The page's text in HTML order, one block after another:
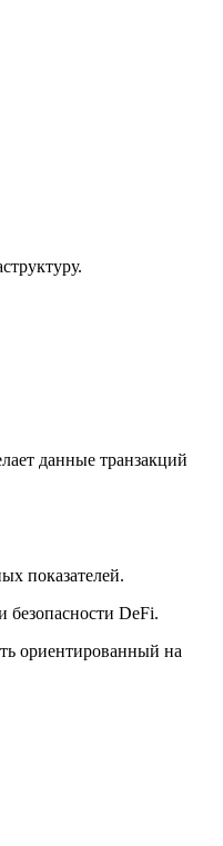
данные транзакций
показателей.
безопасности DeFi.
ориентированный на